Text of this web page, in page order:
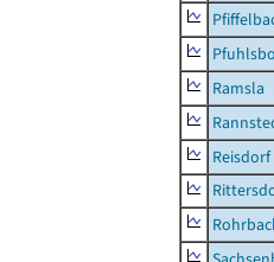
Ramsla
Reisdorf